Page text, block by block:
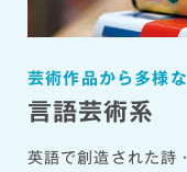
芸術作品から多様
言語芸術系
英語で創造された詩